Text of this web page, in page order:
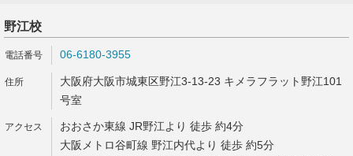
野江校
06-6180-3955
大阪府大阪市城東区野江3-13-23 キメラフラット野江101
号室
おおさか東線 JR野江より 徒歩 約4分
大阪メトロ谷町線 野江内代より 徒歩 約5分